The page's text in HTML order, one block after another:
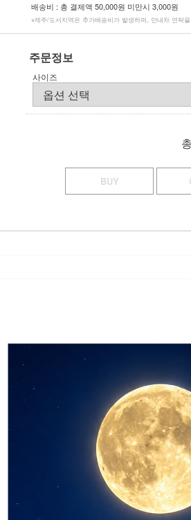
배송비 : 총 결제액 50,000원 미만시 3,000원
※제주/도서지역은 추가배송비가 발생하며, 안내차 연락
주문정보
사이즈
BUY